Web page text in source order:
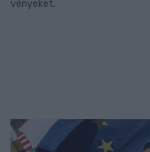
vényeket.